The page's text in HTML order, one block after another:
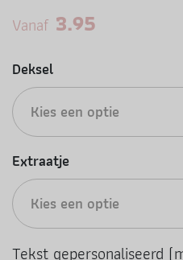
Vanaf 3.95
Deksel
Kies een optie
Extraatje
Kies een optie
Tekst gepersonaliseerd